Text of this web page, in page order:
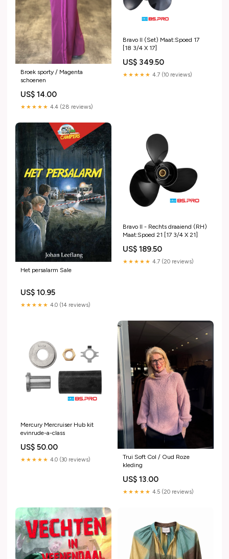
Broek sporty / Magenta
schoenen
US$ 14.00
★★★★★ 4.4 (28 reviews)
Bravo II (Set) Maat:Spoed 17
[18 3/4 X 17]
US$ 349.50
★★★★★ 4.7 (10 reviews)
Het persalarm Sale
US$ 10.95
★★★★★ 4.0 (14 reviews)
Bravo II - Rechts draaiend (RH)
Maat:Spoed 21 [17 3/4 X 21]
US$ 189.50
★★★★★ 4.7 (20 reviews)
Mercury Mercruiser Hub kit
evinrude-a-class
US$ 50.00
★★★★★ 4.0 (30 reviews)
Trui Soft Col / Oud Roze
kleding
US$ 13.00
★★★★★ 4.5 (20 reviews)